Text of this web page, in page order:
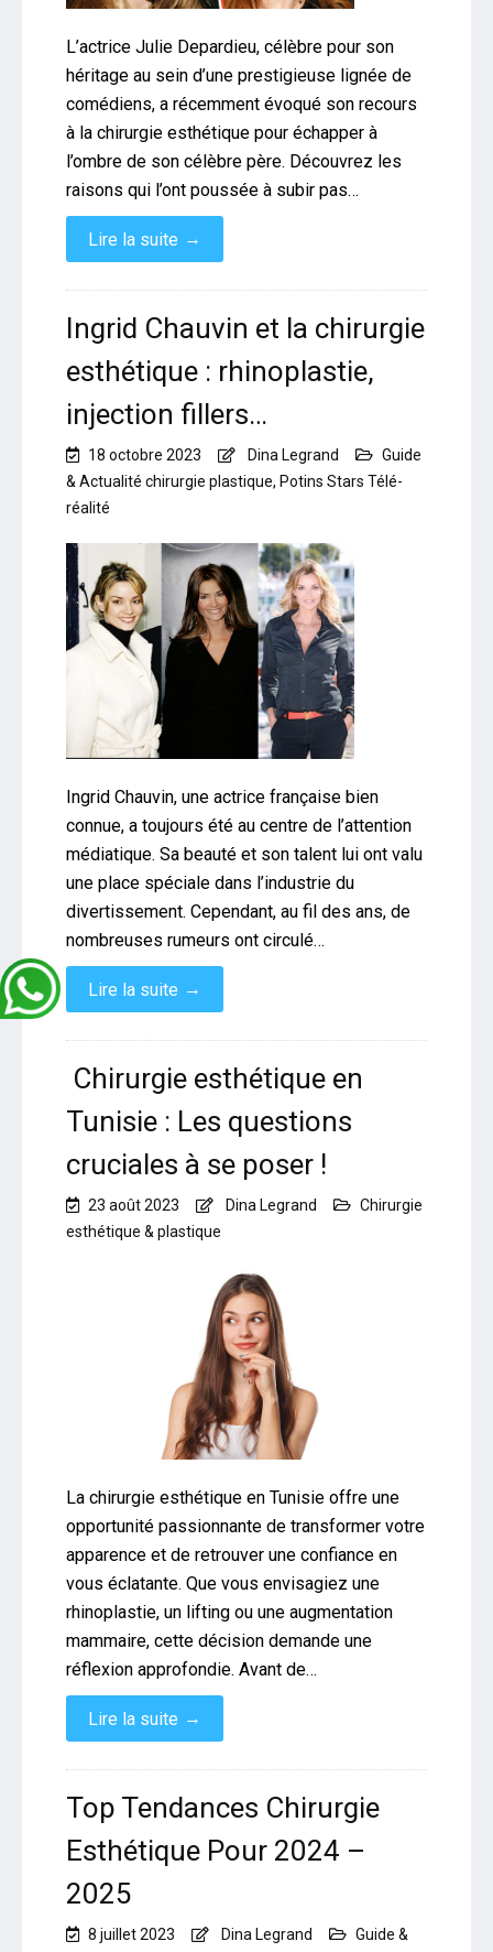
L’actrice Julie Depardieu, célèbre pour son
héritage au sein d’une prestigieuse lignée de
comédiens, a récemment évoqué son recours
à la chirurgie esthétique pour échapper à
l’ombre de son célèbre père. Découvrez les
raisons qui l’ont poussée à subir pas…
Lire la suite →
Ingrid Chauvin et la chirurgie
esthétique : rhinoplastie,
injection fillers…
18 octobre 2023 Dina Legrand
Guide
& Actualité chirurgie plastique, Potins Stars Télé-
réalité
Ingrid Chauvin, une actrice française bien
connue, a toujours été au centre de l’attention
médiatique. Sa beauté et son talent lui ont valu
une place spéciale dans l’industrie du
divertissement. Cependant, au fil des ans, de
nombreuses rumeurs ont circulé…
Lire la suite →
Chirurgie esthétique en
Tunisie : Les questions
cruciales à se poser !
23 août 2023 Dina Legrand
Chirurgie
esthétique & plastique
La chirurgie esthétique en Tunisie offre une
opportunité passionnante de transformer votre
apparence et de retrouver une confiance en
vous éclatante. Que vous envisagiez une
rhinoplastie, un lifting ou une augmentation
mammaire, cette décision demande une
réflexion approfondie. Avant de…
Lire la suite →
Top Tendances Chirurgie
Esthétique Pour 2024 –
2025
8 juillet 2023 Dina Legrand
Guide &